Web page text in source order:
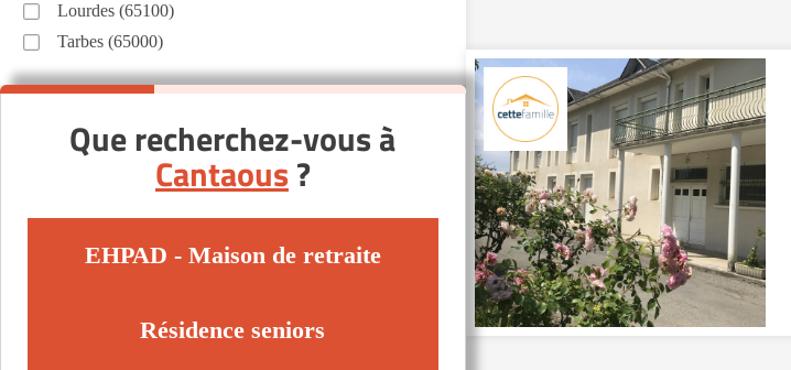
Lourdes (65100)
Tarbes (65000)
Que recherchez-vous à
Cantaous?
EHPAD - Maison de retraite
Résidence seniors